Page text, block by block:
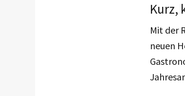
Kurz,
Mit der
neuen